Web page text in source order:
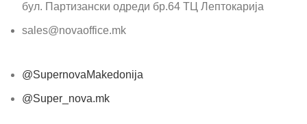
бул. Партизански одреди бр.64 ТЦ Лептокарија
sales@novaoffice.mk
@SupernovaMakedonija
@Super_nova.mk